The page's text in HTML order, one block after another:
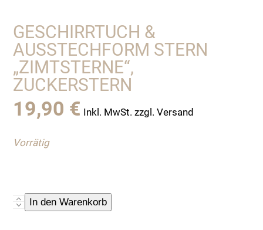
GESCHIRRTUCH &
AUSSTECHFORM STERN
„ZIMTSTERNE“,
ZUCKERSTERN
19,90 € Inkl. MwSt. zzgl. Versand
Vorrätig
Geschirrtuch
In den Warenkorb